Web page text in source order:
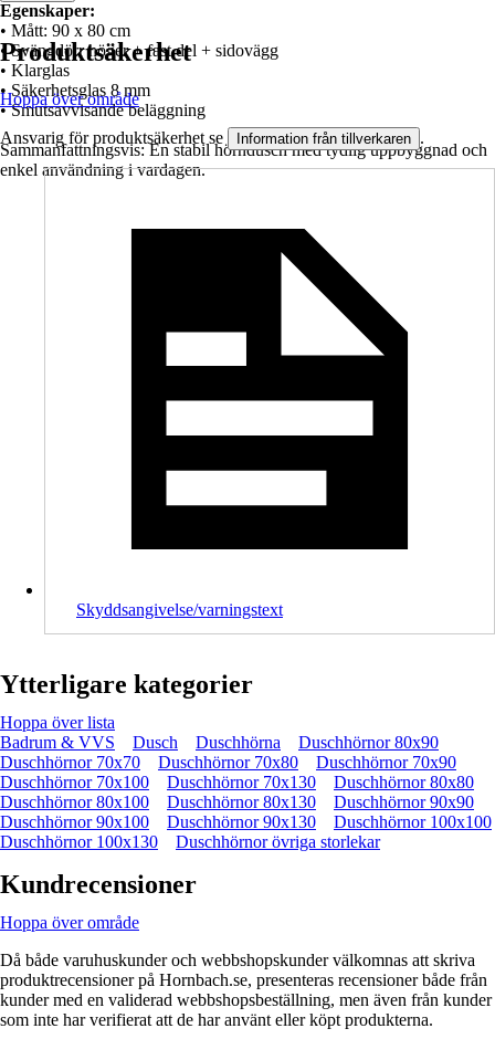
Egenskaper:
• Mått: 90 x 80 cm
• Svängdörr höger + fast del + sidovägg
• Klarglas
• Säkerhetsglas 8 mm
• Smutsavvisande beläggning
Sammanfattningsvis: En stabil hörndusch med tydlig uppbyggnad och
enkel användning i vardagen.
Produktsäkerhet
Hoppa över område
Ansvarig för produktsäkerhet se Information från tillverkaren .
Skyddsangivelse/varningstext
Ytterligare kategorier
Hoppa över lista
Badrum & VVS
Dusch Duschhörna
Duschhörnor 80x90
Duschhörnor 70x70
Duschhörnor 70x80
Duschhörnor 70x90
Duschhörnor 70x100
Duschhörnor 70x130
Duschhörnor 80x80
Duschhörnor 80x100
Duschhörnor 80x130
Duschhörnor 90x90
Duschhörnor 90x100
Duschhörnor 90x130
Duschhörnor 100x100
Duschhörnor 100x130
Duschhörnor övriga storlekar
Kundrecensioner
Hoppa över område
Då både varuhuskunder och webbshopskunder välkomnas att skriva
produktrecensioner på Hornbach.se, presenteras recensioner både från
kunder med en validerad webbshopsbeställning, men även från kunder
som inte har verifierat att de har använt eller köpt produkterna.